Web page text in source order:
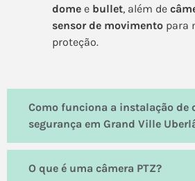
dome e bullet, além de
sensor de movimento para
proteção.
Como funciona a instalação de
segurança em Grand Ville
O que é uma câmera PTZ?